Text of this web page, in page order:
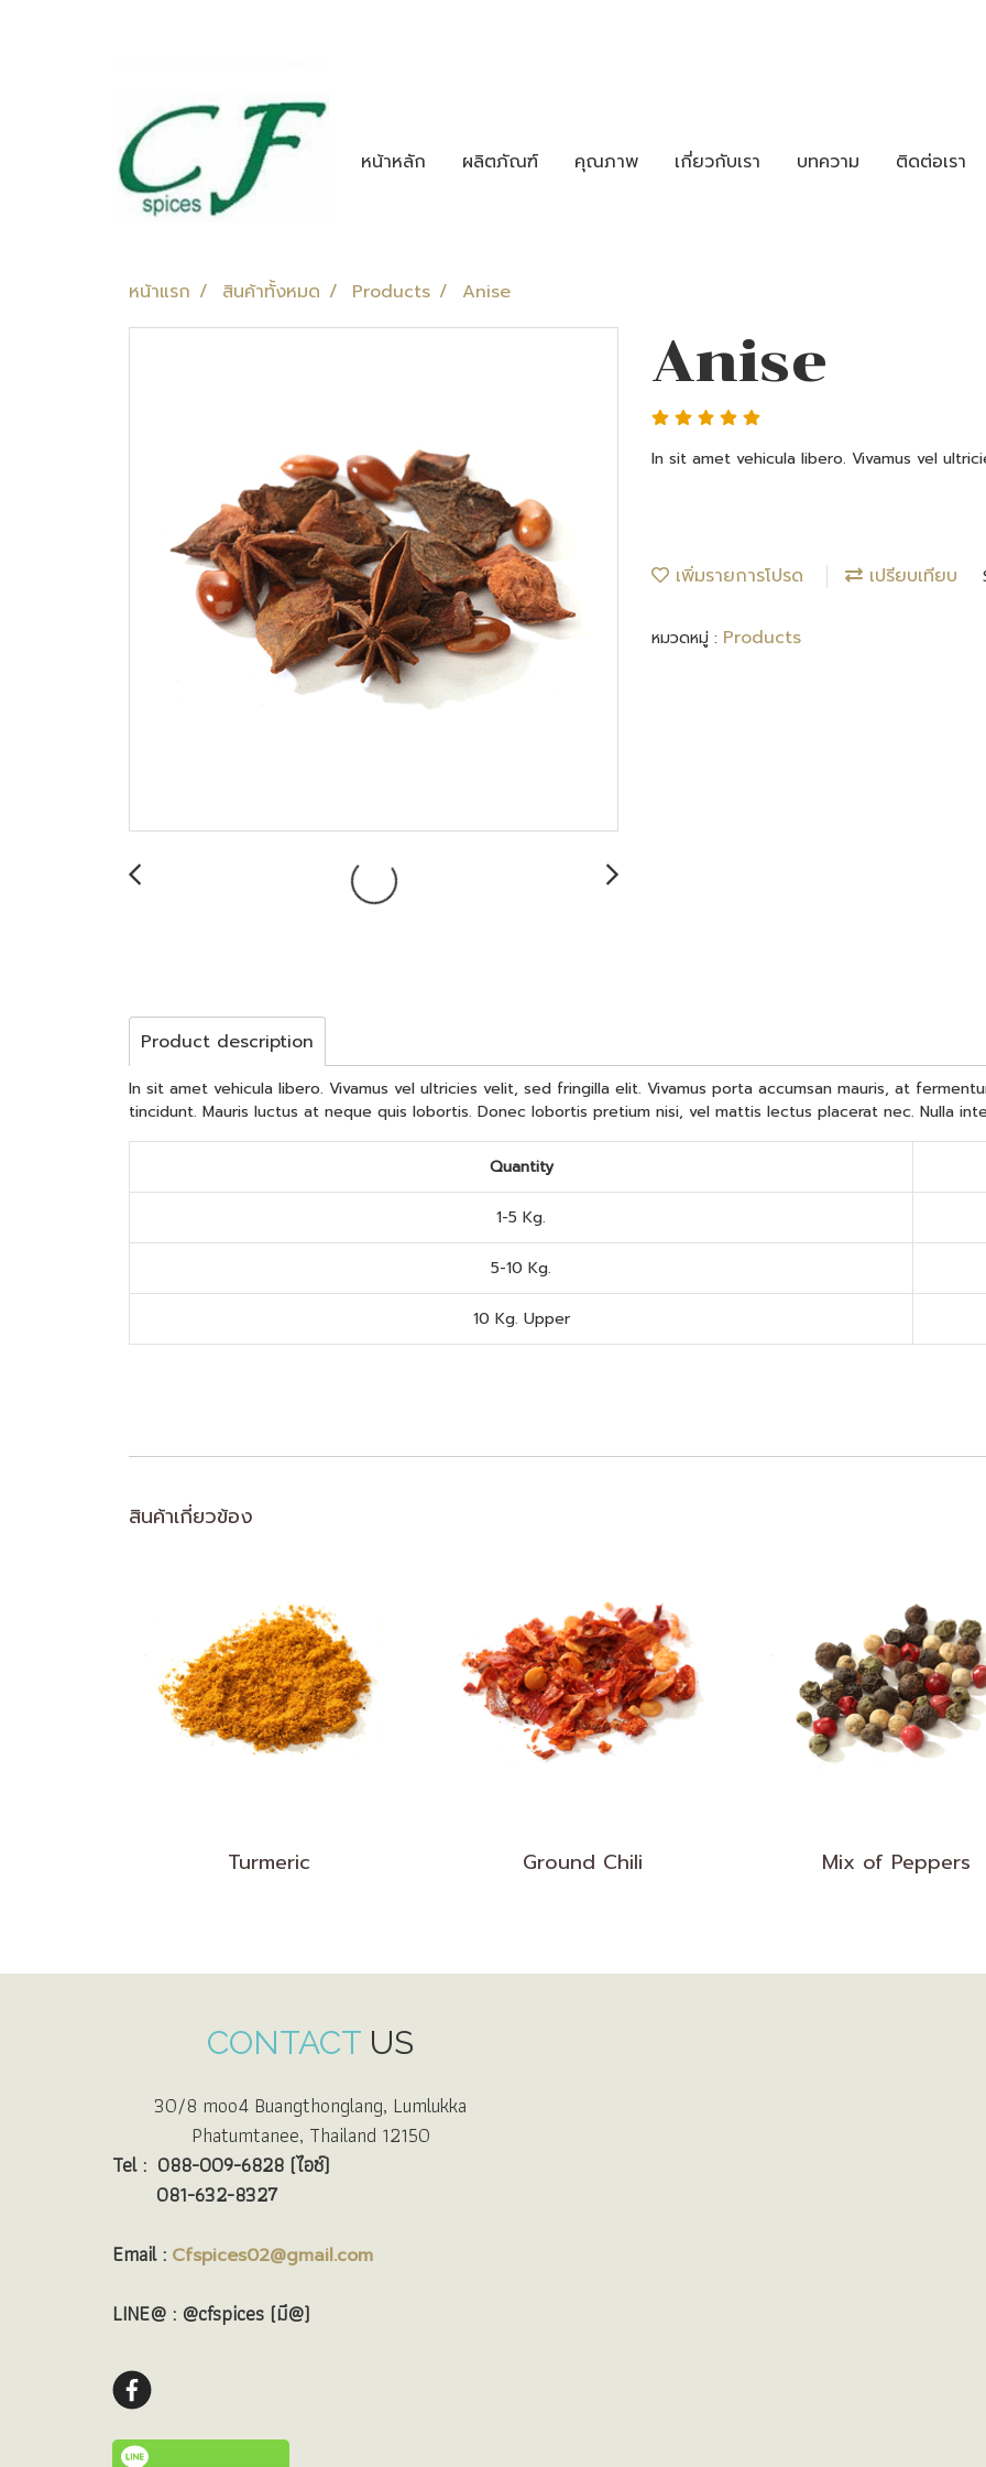
หน้าหลัก ผลิตภัณฑ์ คุณภาพ เกี่ยวกับเรา บทความ ติดต่อเรา
หน้าแรก สินค้าทั้งหมด Products Anise
Anise
In sit amet vehicula libero. Vivamus vel
เพิ่มรายการโปรด เปรียบเทียบ
หมวดหมู่ : Products
Product description
In sit amet vehicula libero. Vivamus vel ultricies velit, sed fringilla elit. Vivamus porta accumsan mauris, at
tincidunt. Mauris luctus at neque quis lobortis. Donec lobortis pretium nisi, vel mattis lectus placerat nec. Nulla
Quantity
1-5 Kg.
5-10 Kg.
10 Kg. Upper
สินค้าเกี่ยวข้อง
Turmeric Ground Chili Mix of Peppers
CONTACT US
30/8 moo4 Buangthonglang, Lumlukka
Phatumtanee, Thailand 12150
Tel : 088-009-6828 (ไอซ์)
081-632-8327
Email : Cfspices02@gmail.com
LINE@ : @cfspices (มี@)